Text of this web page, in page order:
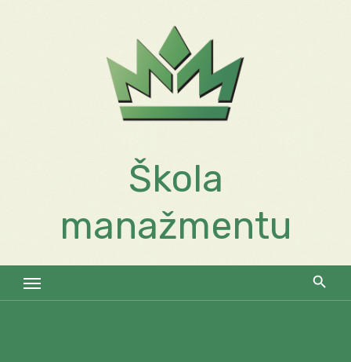
Škola
manažmentu